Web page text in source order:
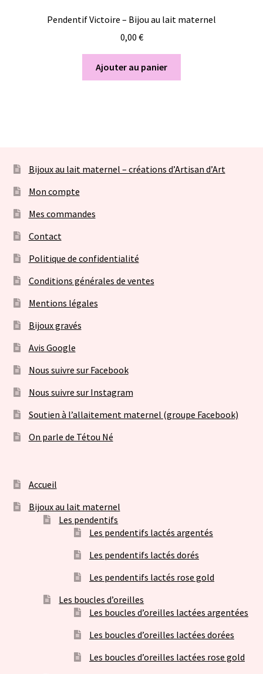
Pendentif Victoire – Bijou au lait maternel
0,00 €
Ajouter au panier
Bijoux au lait maternel – créations d’Artisan d’Art
Mon compte
Mes commandes
Contact
Politique de confidentialité
Conditions générales de ventes
Mentions légales
Bijoux gravés
Avis Google
Nous suivre sur Facebook
Nous suivre sur Instagram
Soutien à l’allaitement maternel (groupe Facebook)
On parle de Tétou Né
Accueil
Bijoux au lait maternel
Les pendentifs
Les pendentifs lactés argentés
Les pendentifs lactés dorés
Les pendentifs lactés rose gold
Les boucles d’oreilles
Les boucles d’oreilles lactées argentées
Les boucles d’oreilles lactées dorées
Les boucles d’oreilles lactées rose gold